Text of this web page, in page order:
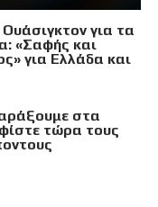
για τα
«Σαφής και
για Ελλάδα και
στα
τώρα τους